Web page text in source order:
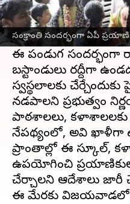
సంక్రాంతి సందర్భంగా ఏపీ
సంక్రాంతిపండుగను
ప్రభుత్వం బస్
ప్రకటించింది.
ఈ పండుగ సందర్భంగా
బస్టాండులు రద్దీగా
స్వస్థలాలకు
నడపాలని ప్రభుత్వం
పాఠశాలలు, కళాశాలలకు
నేపథ్యంలో, అవి ఖాళీగా
ప్రాంతాల్లో ఈ స్కూల్,
ఉపయోగించి
చేర్చాలని ఆదేశాలు జారీ
ఈ మేరకు